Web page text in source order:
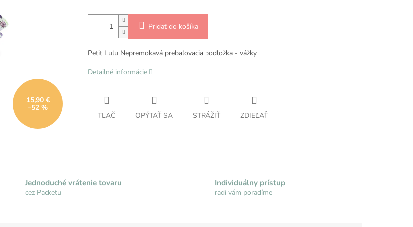
15,90 €
–52 %
Pridať do košíka
Petit Lulu Nepremokavá prebaľovacia podložka - vážky
Detailné informácie
TLAČ OPÝTAŤ SA STRÁŽIŤ ZDIEĽAŤ
Jednoduché vrátenie tovaru
cez Packetu
Individuálny prístup
radi vám poradíme